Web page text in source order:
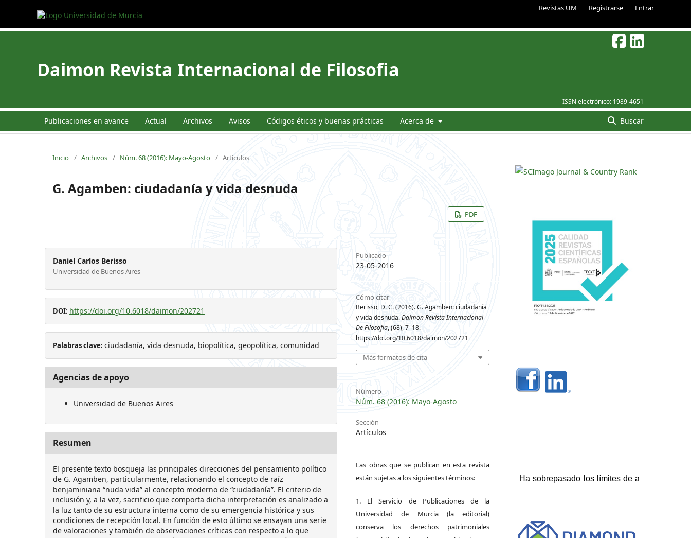
Revistas UM Registrarse Entrar
ISSN electrónico: 1989-4651
Daimon Revista Internacional de Filosofia
Publicaciones en avance Actual Archivos Avisos Códigos éticos y buenas prácticas Acerca de Buscar
Inicio / Archivos / Núm. 68 (2016): Mayo-Agosto / Artículos
G. Agamben: ciudadanía y vida desnuda
PDF
Daniel Carlos Berisso
Universidad de Buenos Aires
DOI: https://doi.org/10.6018/daimon/202721
Palabras clave: ciudadanía, vida desnuda, biopolítica, geopolítica, comunidad
Agencias de apoyo
Universidad de Buenos Aires
Resumen
El presente texto bosqueja las principales direcciones del pensamiento político
de G. Agamben, particularmente, relacionando el concepto de raíz
benjaminiana “nuda vida” al concepto moderno de “ciudadanía”. El criterio de
inclusión y, a la vez, sacrificio que comporta dicha interpretación es analizado a
la luz tanto de su estructura interna como de su emergencia histórica y sus
condiciones de recepción local. En función de esto último se ensayan una serie
de valoraciones y también de observaciones críticas con respecto a lo que
Publicado
23-05-2016
Cómo citar
Berisso, D. C. (2016). G. Agamben: ciudadanía
y vida desnuda.Daimon Revista Internacional
De Filosofia, (68), 7–18.
https://doi.org/10.6018/daimon/202721
Más formatos de cita
Número
Núm. 68 (2016): Mayo-Agosto
Sección
Artículos
Las obras que se publican en esta revista
están sujetas a los siguientes términos:
1. El Servicio de Publicaciones de la
Universidad de Murcia (la editorial)
conserva los derechos patrimoniales